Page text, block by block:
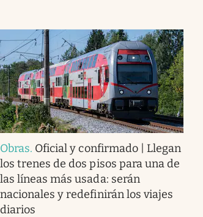
Obras. Oficial y confirmado | Llegan
los trenes de dos pisos para una de
las líneas más usada: serán
nacionales y redefinirán los viajes
diarios